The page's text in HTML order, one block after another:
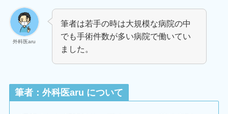
外科医aru
筆者は若手の時は大規模な病院の中
でも手術件数が多い病院で働いてい
ました。
筆者：外科医aru について